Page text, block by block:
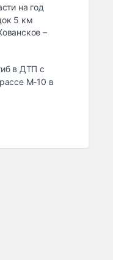
на год
5 км
–
в ДТП с
М-10 в